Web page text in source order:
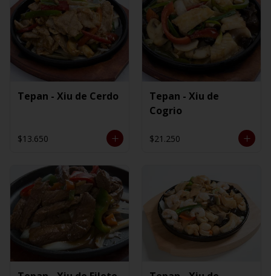
Tepan - Xiu de Cerdo
$13.650
Tepan - Xiu de
Cogrio
$21.250